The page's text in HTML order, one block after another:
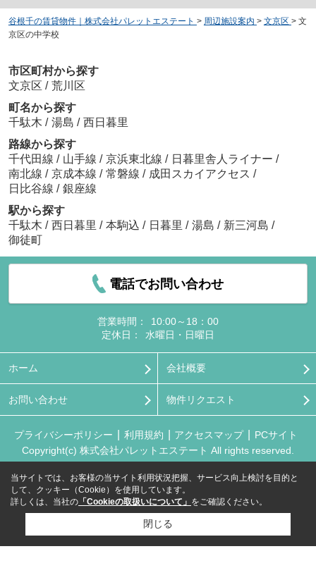
谷根千の賃貸物件｜株式会社パレットエステート > 周辺施設案内 > 文京区 > 文
京区の中学校
市区町村から探す
文京区 / 荒川区
町名から探す
千駄木 / 湯島 / 西日暮里
路線から探す
千代田線 / 山手線 / 京浜東北線 / 日暮里舎人ライナー /
南北線 / 京成本線 / 常磐線 / 成田スカイアクセス /
日比谷線 / 銀座線
駅から探す
千駄木 / 西日暮里 / 本駒込 / 日暮里 / 湯島 / 新三河島 /
御徒町
電話でお問い合わせ
営業時間：
10:00～18：00
定休日：
水曜日・日曜日
ホーム 会社概要
お問い合わせ 物件リクエスト
プライバシーポリシー 利用規約 アクセスマップ
PCサイト
Copyright(c) 株式会社パレットエステート All rights reserved.
当サイトでは、お客様の当サイト利用状況把握、サービス向上検討を目的と
して、クッキー（Cookie）を使用しています。
詳しくは、当社の 「Cookieの取扱いについて」 をご確認ください。
閉じる